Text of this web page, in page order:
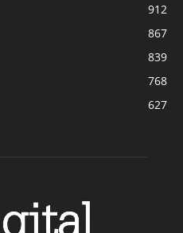
912
867
839
768
627